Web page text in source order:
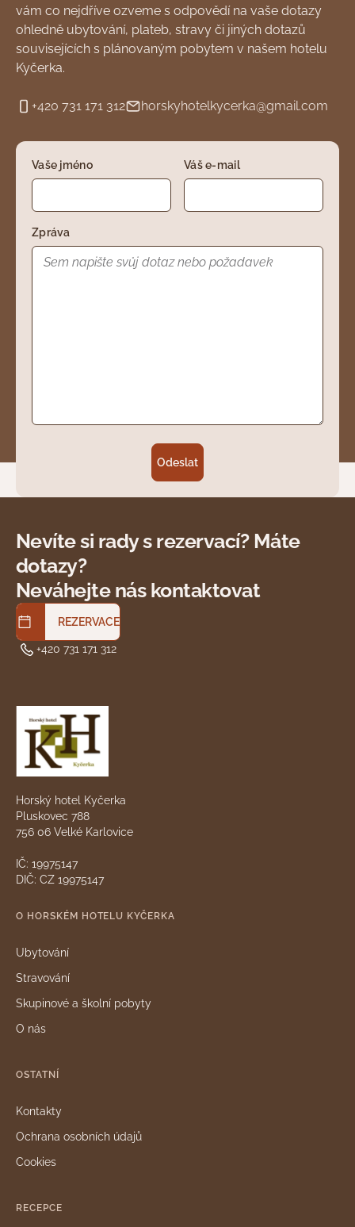
vám co nejdříve ozveme s odpovědí na vaše dotazy
ohledně ubytování, plateb, stravy či jiných dotazů
souvisejících s plánovaným pobytem v našem hotelu
Kyčerka.
+420 731 171 312 horskyhotelkycerka@gmail.com
Vaše jméno Váš e-mail
Zpráva
Odeslat
Nevíte si rady s rezervací? Máte
dotazy?
Neváhejte nás kontaktovat
REZERVACE
+420 731 171 312
Horský hotel Kyčerka
Pluskovec 788
756 06 Velké Karlovice
IČ: 19975147
DIČ: CZ 19975147
O HORSKÉM HOTELU KYČERKA
Ubytování
Stravování
Skupinové a školní pobyty
O nás
OSTATNÍ
Kontakty
Ochrana osobních údajů
Cookies
RECEPCE